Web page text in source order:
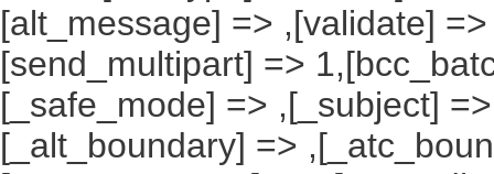
[alt_message] => ,[validate]
[send_multipart] =>
[_safe_mode] => ,[_subject]
[_alt_boundary] =>